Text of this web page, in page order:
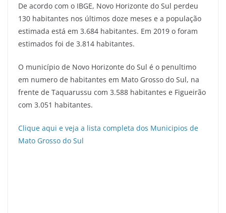
De acordo com o IBGE, Novo Horizonte do Sul perdeu
130 habitantes nos últimos doze meses e a população
estimada está em 3.684 habitantes. Em 2019 o foram
estimados foi de 3.814 habitantes.
O município de Novo Horizonte do Sul é o penultimo
em numero de habitantes em Mato Grosso do Sul, na
frente de Taquarussu com 3.588 habitantes e Figueirão
com 3.051 habitantes.
Clique aqui e veja a lista completa dos Municipios de
Mato Grosso do Sul